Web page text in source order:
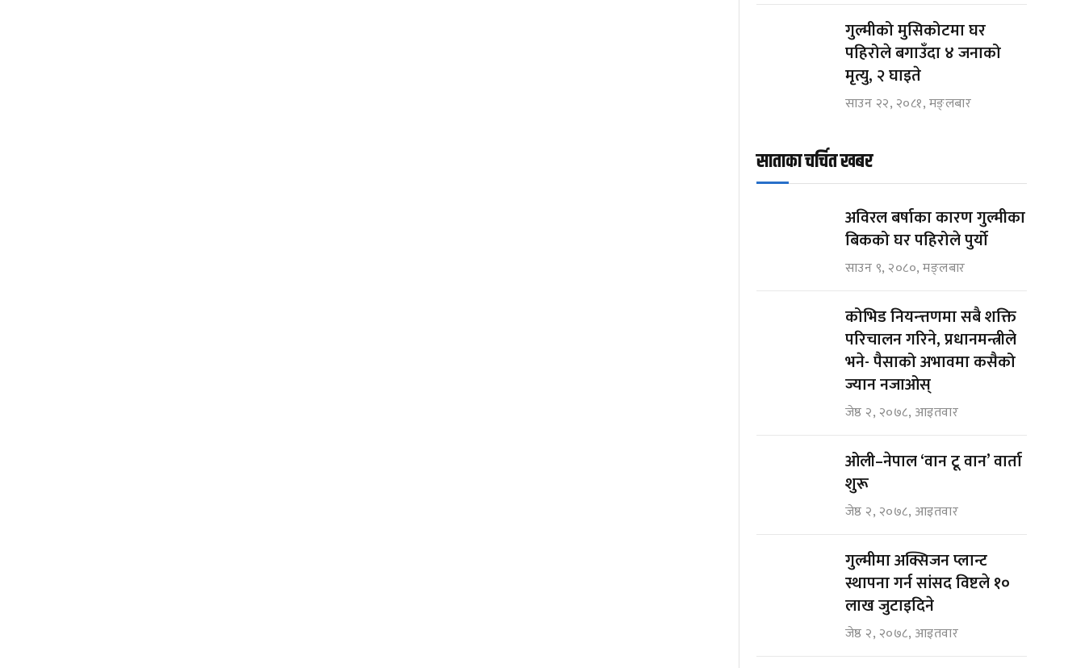
गुल्मीको मुसिकोटमा घर
पहिरोले बगाउँदा ४ जनाको
मृत्यु, २ घाइते
साउन २२, २०८१, मङ्लबार
साताका चर्चित खबर
अविरल बर्षाका कारण गुल्मीका
बिकको घर पहिरोले पुर्यो
साउन ९, २०८०, मङ्लबार
कोभिड नियन्त्तणमा सबै शक्ति
परिचालन गरिने, प्रधानमन्त्रीले
भने- पैसाको अभावमा कसैको
ज्यान नजाओस्
जेष्ठ २, २०७८, आइतवार
ओली–नेपाल ‘वान टू वान’ वार्ता
शुरू
जेष्ठ २, २०७८, आइतवार
गुल्मीमा अक्सिजन प्लान्ट
स्थापना गर्न सांसद विष्टले १०
लाख जुटाइदिने
जेष्ठ २, २०७८, आइतवार